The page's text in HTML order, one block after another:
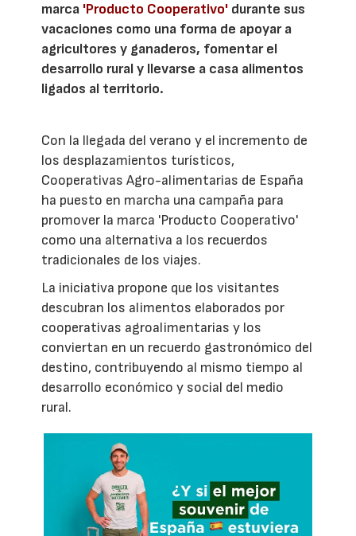
marca 'Producto Cooperativo' durante sus
vacaciones como una forma de apoyar a
agricultores y ganaderos, fomentar el
desarrollo rural y llevarse a casa alimentos
ligados al territorio.
Con la llegada del verano y el incremento de
los desplazamientos turísticos,
Cooperativas Agro-alimentarias de España
ha puesto en marcha una campaña para
promover la marca 'Producto Cooperativo'
como una alternativa a los recuerdos
tradicionales de los viajes.
La iniciativa propone que los visitantes
descubran los alimentos elaborados por
cooperativas agroalimentarias y los
conviertan en un recuerdo gastronómico del
destino, contribuyendo al mismo tiempo al
desarrollo económico y social del medio
rural.